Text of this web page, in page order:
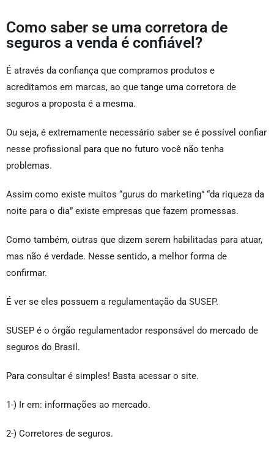
Como saber se uma corretora de
seguros a venda é confiável?
É através da confiança que compramos produtos e
acreditamos em marcas, ao que tange uma corretora de
seguros a proposta é a mesma.
Ou seja, é extremamente necessário saber se é possível confiar
nesse profissional para que no futuro você não tenha
problemas.
Assim como existe muitos “gurus do marketing” “da riqueza da
noite para o dia” existe empresas que fazem promessas.
Como também, outras que dizem serem habilitadas para atuar,
mas não é verdade. Nesse sentido, a melhor forma de
confirmar.
É ver se eles possuem a regulamentação da SUSEP.
SUSEP é o órgão regulamentador responsável do mercado de
seguros do Brasil.
Para consultar é simples! Basta acessar o site.
1-) Ir em: informações ao mercado.
2-) Corretores de seguros.